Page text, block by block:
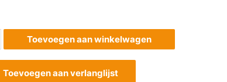
Toevoegen aan winkelwagen
Toevoegen aan verlanglijst